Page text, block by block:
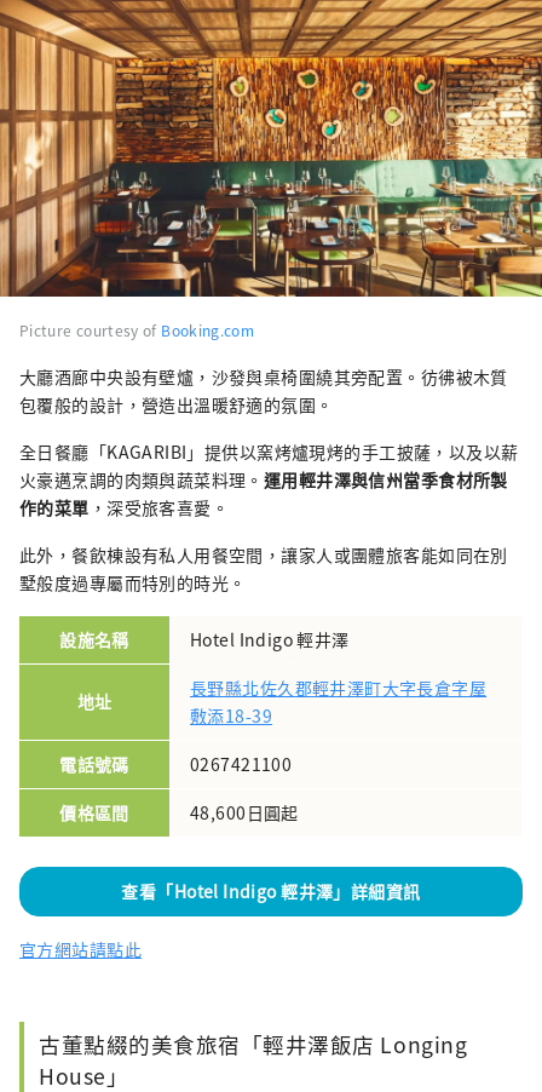
Picture courtesy of Booking.com
大廳酒廊中央設有壁爐，沙發與桌椅圍繞其旁配置。彷彿被木質
包覆般的設計，營造出溫暖舒適的氛圍。
全日餐廳「KAGARIBI」提供以窯烤爐現烤的手工披薩，以及以薪
火豪邁烹調的肉類與蔬菜料理。 運用輕井澤與信州當季食材所製
作的菜單 ，深受旅客喜愛。
此外，餐飲棟設有私人用餐空間，讓家人或團體旅客能如同在別
墅般度過專屬而特別的時光。
設施名稱 Hotel Indigo 輕井澤
地址
長野縣北佐久郡輕井澤町大字長倉字屋
敷添18-39
電話號碼
0267421100
價格區間
48,600日圓起
查看「Hotel Indigo 輕井澤」詳細資訊
官方網站請點此
古董點綴的美食旅宿「輕井澤飯店 Longing
House」